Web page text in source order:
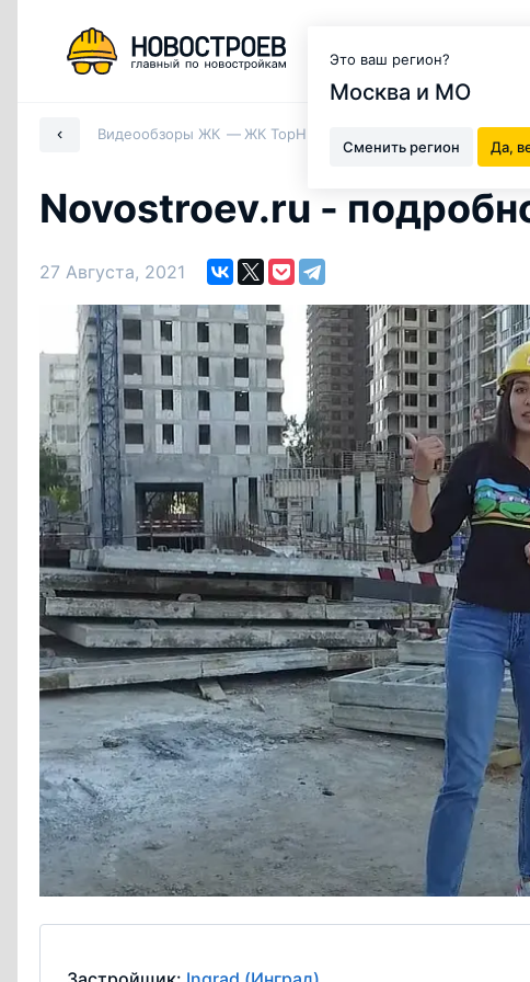
Это ваш регион?
Москва и МО
Сменить регион Да,
Видеообзоры ЖК ЖК TopHILLS (ЖК Горки) (ЖК Highland)
Novostroev.ru -
27 Августа, 2021